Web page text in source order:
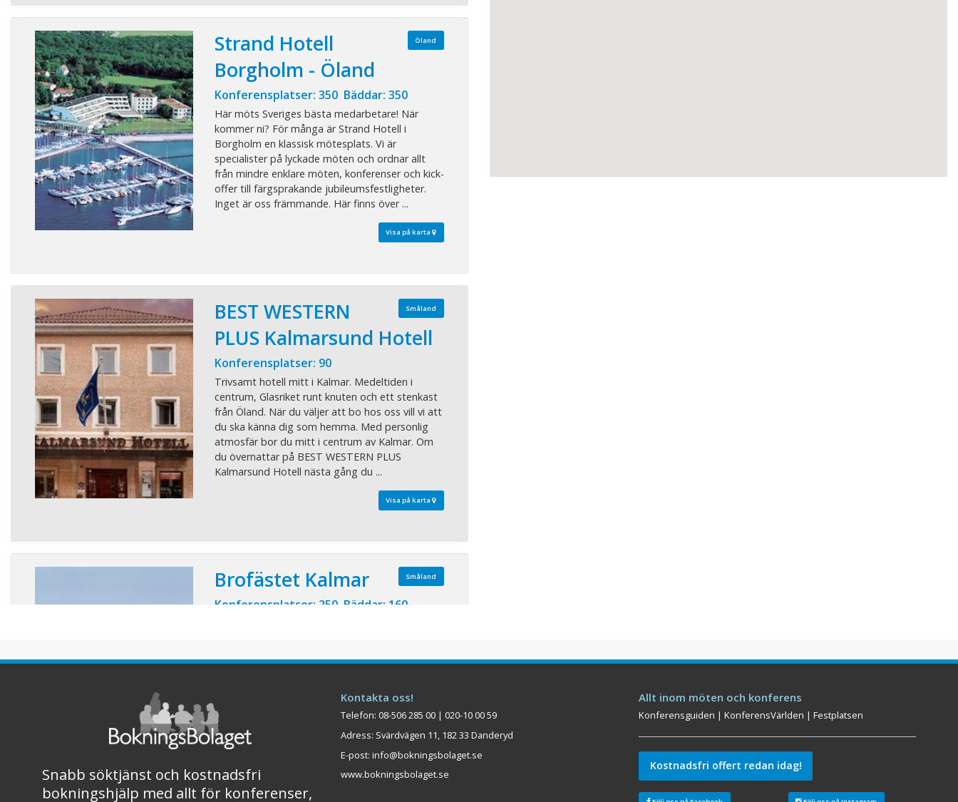
Öland
Strand Hotell
Borgholm - Öland
Konferensplatser: 350 Bäddar: 350
Här möts Sveriges bästa medarbetare! När
kommer ni? För många är Strand Hotell i
Borgholm en klassisk mötesplats. Vi är
specialister på lyckade möten och ordnar allt
från mindre enklare möten, konferenser och kick-
offer till färgsprakande jubileumsfestligheter.
Inget är oss främmande. Här finns över ...
Visa på karta
Småland
BEST WESTERN
PLUS Kalmarsund Hotell
Konferensplatser: 90
Trivsamt hotell mitt i Kalmar. Medeltiden i
centrum, Glasriket runt knuten och ett stenkast
från Öland. När du väljer att bo hos oss vill vi att
du ska känna dig som hemma. Med personlig
atmosfär bor du mitt i centrum av Kalmar. Om
du övernattar på BEST WESTERN PLUS
Kalmarsund Hotell nästa gång du ...
Visa på karta
Småland
Brofästet Kalmar
Konferensplatser: 250 Bäddar: 160
av möten. De är ljusa, luftiga och utrustade med
närhet till reception och restaurang. Det finns
gott om allmänna ut ...
Visa på karta
Snabb söktjänst och kostnadsfri
bokningshjälp med allt för konferenser,
Kontakta oss!
Telefon: 08-506 285 00 | 020-10 00 59
Adress: Svärdvägen 11, 182 33 Danderyd
E-post: info@bokningsbolaget.se
www.bokningsbolaget.se
Allt inom möten och konferens
Konferensguiden |KonferensVärlden |Festplatsen
Kostnadsfri offert redan idag!